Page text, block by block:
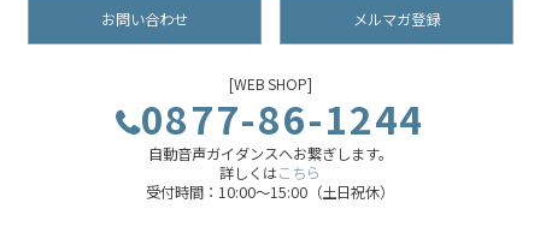
お問い合わせ メルマガ登録
[WEB SHOP]
0877-86-1244
自動音声ガイダンスへお繋ぎします。
詳しくはこちら
受付時間：10:00～15:00（土日祝休）